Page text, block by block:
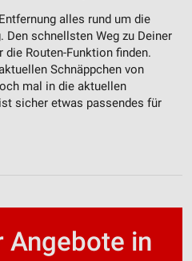
alles rund um die
Den schnellsten Weg zu Deiner
Routen-Funktion finden.
Schnäppchen von
mal in die aktuellen
sicher etwas passendes für
Angebote in